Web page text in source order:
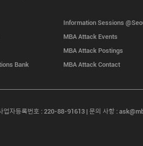
Bank
Information Sessions
MBA Attack Events
MBA Attack Postings
MBA Attack Contact
업자등록번호 : 220-88-91613 | 문의 사항 :